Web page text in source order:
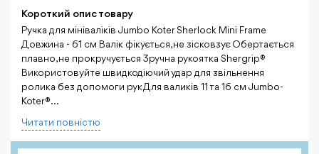
Короткий опис товару
Ручка для мініваліків Jumbo Koter Sherlock Mini Frame
Довжина - 61 см Валік фікується, не зісковзує Обертається
плавно, не прокручується Зручна рукоятка Shergrip®
Використовуйте швидкодіючий удар для звільнення
ролика без допомоги рук Для валиків 11 та 16 см Jumbo-
Koter® ...
Читати повнiстю